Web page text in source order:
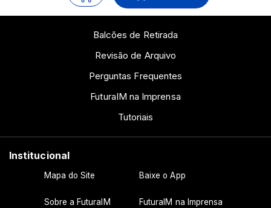
Balcões de Retirada
Revisão de Arquivo
Perguntas Frequentes
FuturaIM na Imprensa
Tutoriais
Institucional
Mapa do Site Baixe o App
Sobre a FuturaIM FuturaIM na Imprensa